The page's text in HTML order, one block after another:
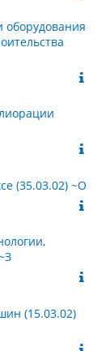
(35.03.02) ~О
(15.03.02)